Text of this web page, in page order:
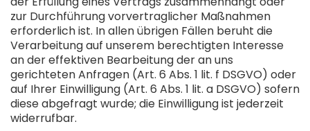
zur Durchführung vorvertraglicher Maßnahmen
erforderlich ist. In allen übrigen Fällen beruht die
Verarbeitung auf unserem berechtigten Interesse
an der effektiven Bearbeitung der an uns
gerichteten Anfragen (Art. 6 Abs. 1 lit. f DSGVO) oder
auf Ihrer Einwilligung (Art. 6 Abs. 1 lit. a DSGVO) sofern
diese abgefragt wurde; die Einwilligung ist jederzeit
widerrufbar.